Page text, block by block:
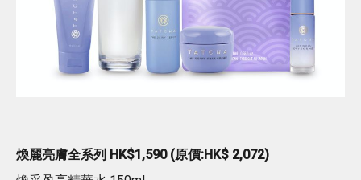
煥麗亮膚全系列 HK$1,590 (原價:HK$ 2,072)